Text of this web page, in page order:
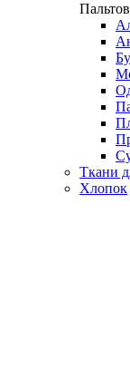
Ткани
Хлопок